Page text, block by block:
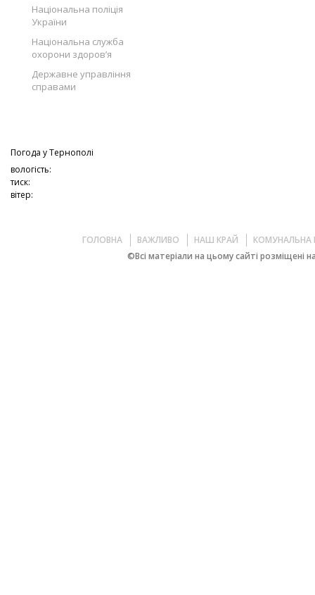
Національна поліція
України
Національна служба
охорони здоров’я
Державне управління
справами
Погода уТернополі
вологість:
тиск:
вітер:
ГОЛОВНА ВАЖЛИВО НАШ КРАЙ
КОМУНАЛЬНА
©Всі матеріали на цьому сайті розміщені